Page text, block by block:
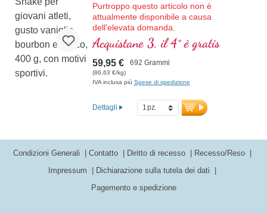
Purtroppo questo articolo non è
attualmente disponibile a causa
dell'elevata domanda.
Frappe proteico di alta qualità con tutti gli
aminoacidi essenziali (EAA) e aminoacidi
muscolari (BCAA), arricchito con creatina,
D-ribose (zucchero muscolare) e acetil-L-
carnitina, collagene, i coralli Sango
calcio e vitamina D per ossa forti. Senza
dolcificanti e aromi artificiali, con vaniglia
Ulteriori informazioni su Young
Athletes Complete Shake
Acquistane 3, il 4° è gratis
59,95 € 692 Grammi
(86,63 €/kg)
IVA inclusa più Spese di spedizione
Dettagli
Condizioni Generali Contatto Diritto di recesso
Recesso/Reso
Impressum
Dichiarazione sulla tutela dei dati
Pagemento e spedizione